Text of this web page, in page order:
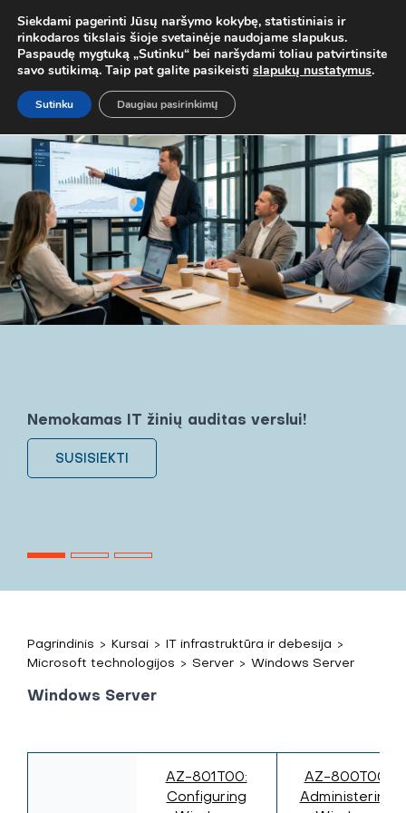
TEL. +37067579127 ARBA EL. P. MOKYMAI@BKA.LT
Nemokamas IT žinių auditas verslui!
SUSISIEKTI
Pagrindinis > Kursai > IT infrastruktūra ir debesija >
Microsoft technologijos > Server > Windows Server
Windows Server
AZ-801T00:
Configuring
AZ-800T00:
Administering
Siekdami pagerinti Jūsų naršymo kokybę, statistiniais ir
rinkodaros tikslais šioje svetainėje naudojame slapukus.
Paspaudę mygtuką „Sutinku“ bei naršydami toliau patvirtinsite
savo sutikimą. Taip pat galite pasikeisti slapukų nustatymus.
Sutinku Daugiau pasirinkimų